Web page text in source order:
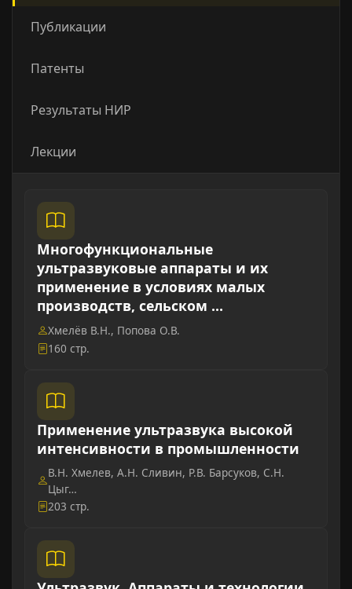
Публикации
Патенты
Результаты НИР
Лекции
Многофункциональные
ультразвуковые аппараты и их
применение в условиях малых
производств, сельском …
Хмелёв В.Н., Попова О.В.
160 стр.
Применение ультразвука высокой
интенсивности в промышленности
В.Н. Хмелев, А.Н. Сливин, Р.В. Барсуков, С.Н.
Цыг…
203 стр.